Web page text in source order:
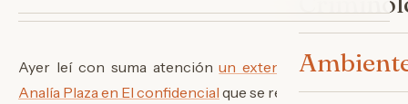
Ayer leí con suma atenciónun extenso reportaje de
Analía Plaza en El confidencial que se realizaba en torno